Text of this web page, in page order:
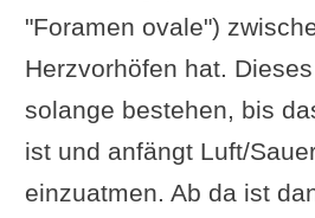
"Foramen ovale")
Herzvorhöfen hat.
solange bestehen, bis
ist und anfängt Luft/
einzuatmen. Ab da ist